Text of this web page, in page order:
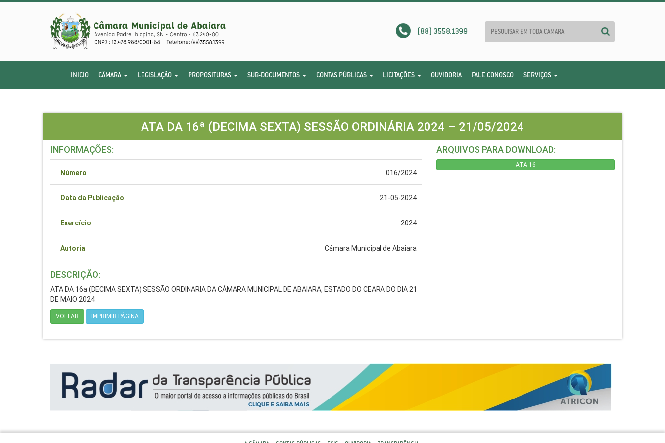
(88) 3558.1399
INICIO CÂMARA LEGISLAÇÃO PROPOSITURAS SUB-DOCUMENTOS CONTAS PÚBLICAS LICITAÇÕES OUVIDORIA FALE CONOSCO SERVIÇOS
ATA DA 16ª (DECIMA SEXTA) SESSÃO ORDINÁRIA 2024 – 21/05/2024
INFORMAÇÕES:
Número 016/2024
Data da Publicação 21-05-2024
Exercício 2024
Autoria Câmara Municipal de Abaiara
DESCRIÇÃO:
ATA DA 16a (DECIMA SEXTA) SESSÃO ORDINARIA DA CÂMARA MUNICIPAL DE ABAIARA, ESTADO DO CEARA DO DIA 21
DE MAIO 2024.
VOLTAR IMPRIMIR PÁGINA
ARQUIVOS PARA DOWNLOAD:
ATA 16